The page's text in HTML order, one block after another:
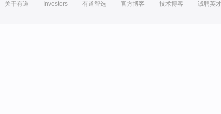
关于有道 Investors 有道智选 官方博客 技术博客 诚聘英才